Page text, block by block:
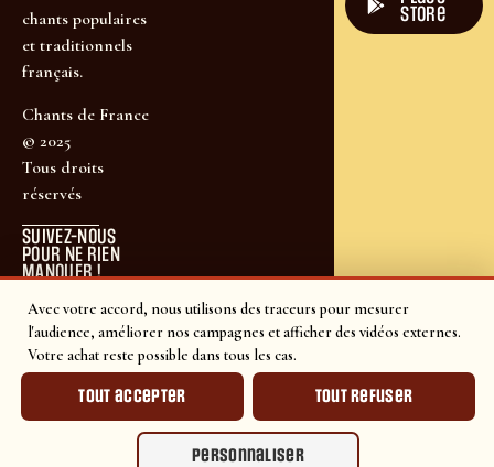
Avec votre accord, nous utilisons des traceurs pour mesurer
l'audience, améliorer nos campagnes et afficher des vidéos externes.
Votre achat reste possible dans tous les cas.
Tout accepter Tout refuser
Personnaliser
chants populaires
et traditionnels
français.
Chants de France
© 2025
Tous droits
réservés
SUIVEZ-NOUS
POUR NE RIEN
MANQUER !
store